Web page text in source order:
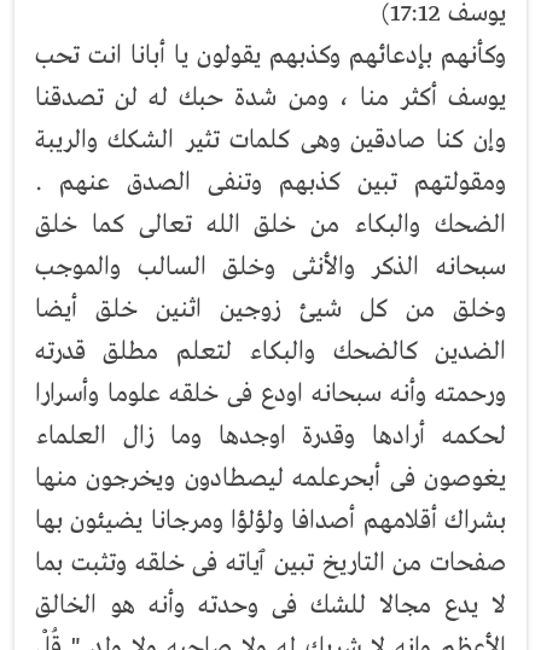
يوسف 17:12)
وكأنهم بإدعائهم وكذبهم يقولون يا أبانا انت تحب
يوسف أكثر منا ، ومن شدة حبك له لن تصدقنا
وإن كنا صادقين وهى كلمات تثير الشكك والريبة
ومقولتهم تبين كذبهم وتنفى الصدق عنهم .
الضحك والبكاء من خلق الله تعالى كما خلق
سبحانه الذكر والأنثى وخلق السالب والموجب
وخلق من كل شيئ زوجين اثنين خلق أيضا
الضدين كالضحك والبكاء لتعلم مطلق قدرته
ورحمته وأنه سبحانه اودع فى خلقه علوما وأسرارا
لحكمه أرادها وقدرة اوجدها وما زال العلماء
يغوصون فى أبحرعلمه ليصطادون ويخرجون منها
بشراك أقلامهم أصدافا ولؤلؤا ومرجانا يضيئون بها
صفحات من التاريخ تبين ٱياته فى خلقه وتثبت بما
لا يدع مجالا للشك فى وحدته وأنه هو الخالق